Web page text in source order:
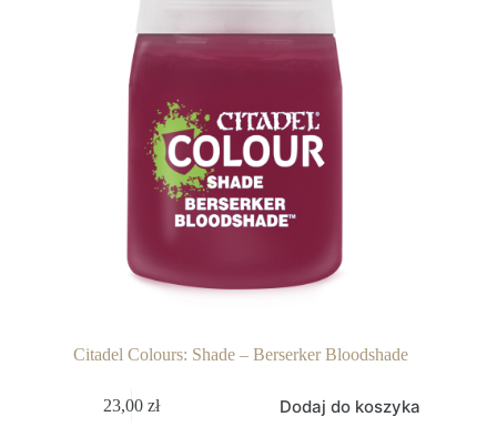
Citadel Colours: Shade – Berserker Bloodshade
23,00zł Dodaj do koszyka